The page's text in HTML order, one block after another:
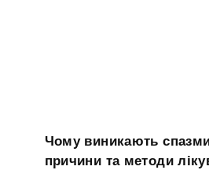
Чому виникають
причини та методи